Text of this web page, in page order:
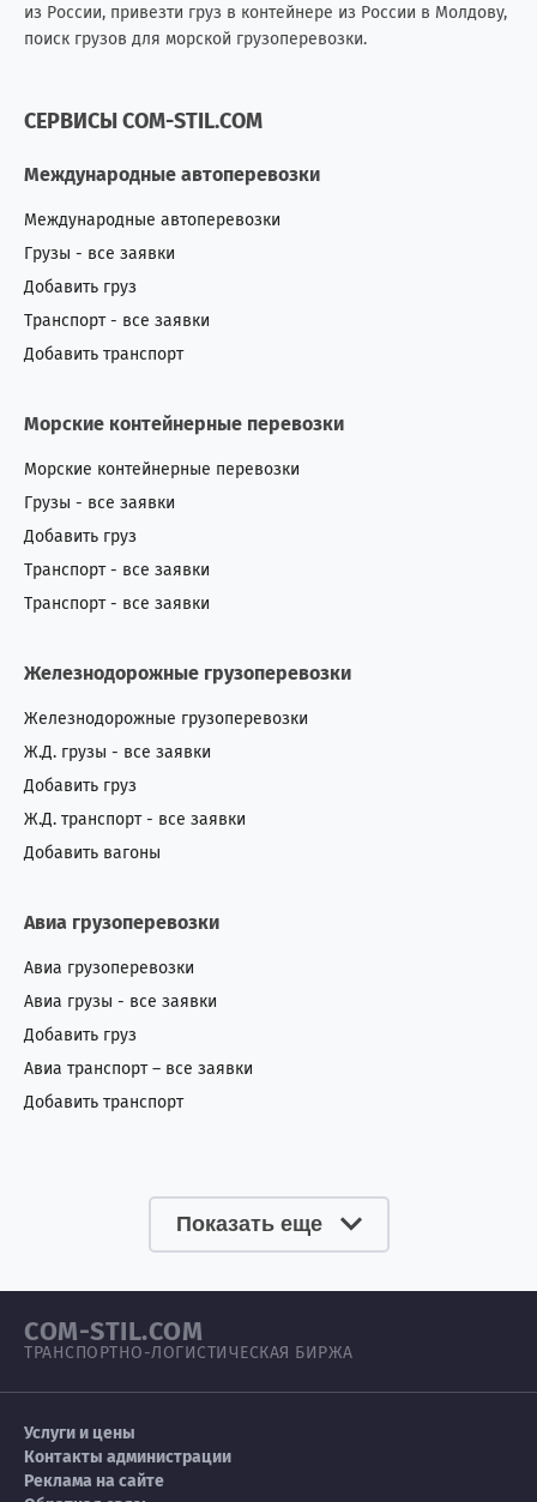
из России, привезти груз в контейнере из России в Молдову,
поиск грузов для морской грузоперевозки.
СЕРВИСЫ COM-STIL.COM
Международные автоперевозки
Международные автоперевозки
Грузы - все заявки
Добавить груз
Транспорт - все заявки
Добавить транспорт
Морские контейнерные перевозки
Морские контейнерные перевозки
Грузы - все заявки
Добавить груз
Транспорт - все заявки
Транспорт - все заявки
Железнодорожные грузоперевозки
Железнодорожные грузоперевозки
Ж.Д. грузы - все заявки
Добавить груз
Ж.Д. транспорт - все заявки
Добавить вагоны
Авиа грузоперевозки
Авиа грузоперевозки
Авиа грузы - все заявки
Добавить груз
Авиа транспорт – все заявки
Добавить транспорт
Показать еще
COM-STIL.COM
ТРАНСПОРТНО-ЛОГИСТИЧЕСКАЯ БИРЖА
Услуги и цены
Контакты администрации
Реклама на сайте